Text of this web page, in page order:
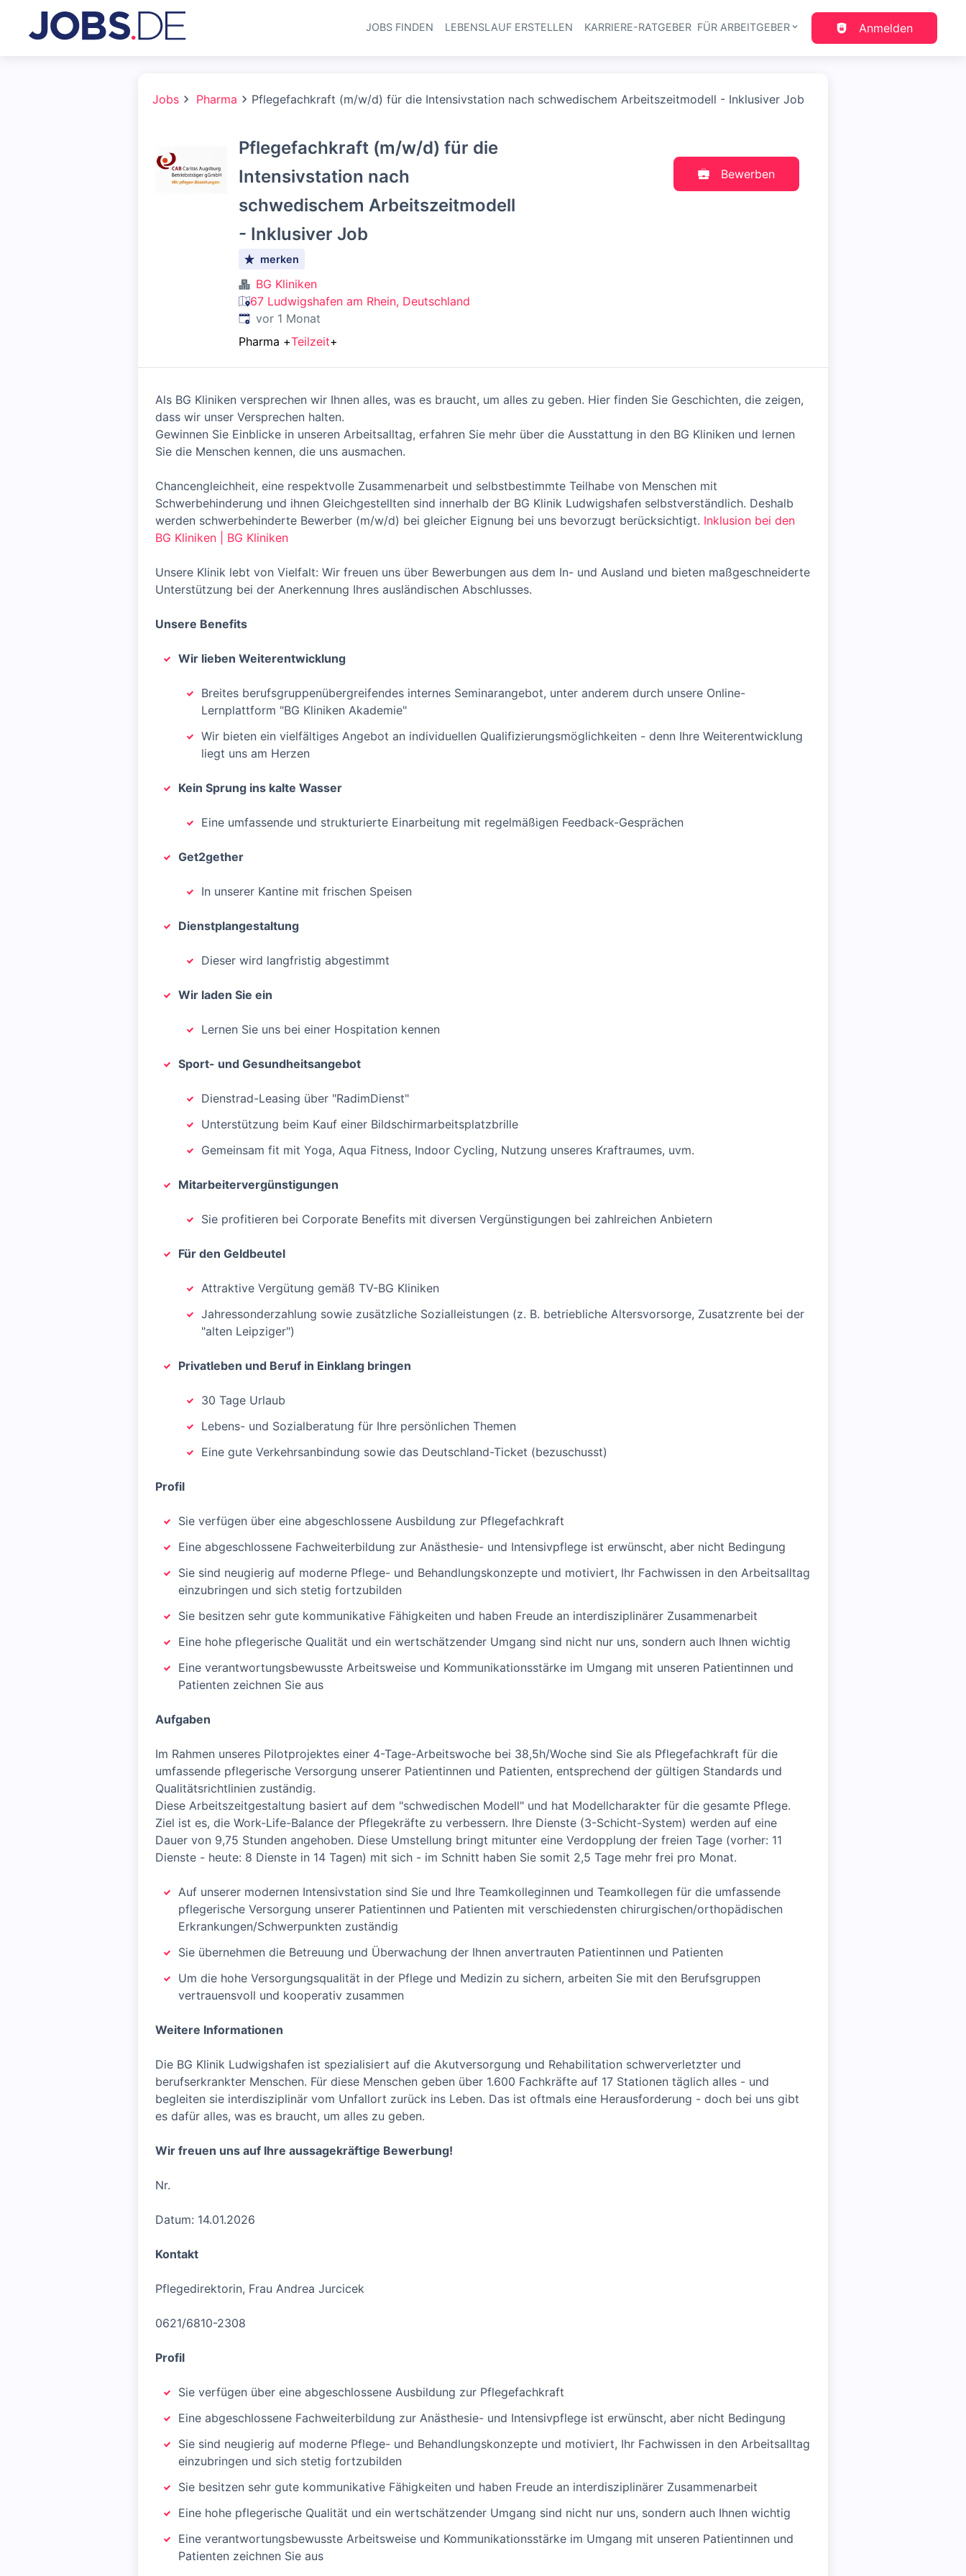
Haupt-Navigation
JOBS FINDEN LEBENSLAUF ERSTELLEN KARRIERE-RATGEBER FÜR ARBEITGEBER Anmelden
Jobs Pharma Pflegefachkraft (m/w/d) für die Intensivstation nach schwedischem Arbeitszeitmodell - Inklusiver Job
Pflegefachkraft (m/w/d) für die
Intensivstation nach
schwedischem Arbeitszeitmodell
- Inklusiver Job
merken
BG Kliniken
67 Ludwigshafen am Rhein, Deutschland
Veröffentlicht:
vor 1 Monat
Pharma +Teilzeit+
Bewerben
Als BG Kliniken versprechen wir Ihnen alles, was es braucht, um alles zu geben. Hier finden Sie Geschichten, die zeigen,
dass wir unser Versprechen halten.
Gewinnen Sie Einblicke in unseren Arbeitsalltag, erfahren Sie mehr über die Ausstattung in den BG Kliniken und lernen
Sie die Menschen kennen, die uns ausmachen.
Chancengleichheit, eine respektvolle Zusammenarbeit und selbstbestimmte Teilhabe von Menschen mit
Schwerbehinderung und ihnen Gleichgestellten sind innerhalb der BG Klinik Ludwigshafen selbstverständlich. Deshalb
werden schwerbehinderte Bewerber (m/w/d) bei gleicher Eignung bei uns bevorzugt berücksichtigt. Inklusion bei den
BG Kliniken | BG Kliniken
Unsere Klinik lebt von Vielfalt: Wir freuen uns über Bewerbungen aus dem In- und Ausland und bieten maßgeschneiderte
Unterstützung bei der Anerkennung Ihres ausländischen Abschlusses.
Unsere Benefits
Wir lieben Weiterentwicklung
Breites berufsgruppenübergreifendes internes Seminarangebot, unter anderem durch unsere Online-
Lernplattform "BG Kliniken Akademie"
Wir bieten ein vielfältiges Angebot an individuellen Qualifizierungsmöglichkeiten - denn Ihre Weiterentwicklung
liegt uns am Herzen
Kein Sprung ins kalte Wasser
Eine umfassende und strukturierte Einarbeitung mit regelmäßigen Feedback-Gesprächen
Get2gether
In unserer Kantine mit frischen Speisen
Dienstplangestaltung
Dieser wird langfristig abgestimmt
Wir laden Sie ein
Lernen Sie uns bei einer Hospitation kennen
Sport- und Gesundheitsangebot
Dienstrad-Leasing über "RadimDienst"
Unterstützung beim Kauf einer Bildschirmarbeitsplatzbrille
Gemeinsam fit mit Yoga, Aqua Fitness, Indoor Cycling, Nutzung unseres Kraftraumes, uvm.
Mitarbeitervergünstigungen
Sie profitieren bei Corporate Benefits mit diversen Vergünstigungen bei zahlreichen Anbietern
Für den Geldbeutel
Attraktive Vergütung gemäß TV-BG Kliniken
Jahressonderzahlung sowie zusätzliche Sozialleistungen (z. B. betriebliche Altersvorsorge, Zusatzrente bei der
"alten Leipziger")
Privatleben und Beruf in Einklang bringen
30 Tage Urlaub
Lebens- und Sozialberatung für Ihre persönlichen Themen
Eine gute Verkehrsanbindung sowie das Deutschland-Ticket (bezuschusst)
Profil
Sie verfügen über eine abgeschlossene Ausbildung zur Pflegefachkraft
Eine abgeschlossene Fachweiterbildung zur Anästhesie- und Intensivpflege ist erwünscht, aber nicht Bedingung
Sie sind neugierig auf moderne Pflege- und Behandlungskonzepte und motiviert, Ihr Fachwissen in den Arbeitsalltag
einzubringen und sich stetig fortzubilden
Sie besitzen sehr gute kommunikative Fähigkeiten und haben Freude an interdisziplinärer Zusammenarbeit
Eine hohe pflegerische Qualität und ein wertschätzender Umgang sind nicht nur uns, sondern auch Ihnen wichtig
Eine verantwortungsbewusste Arbeitsweise und Kommunikationsstärke im Umgang mit unseren Patientinnen und
Patienten zeichnen Sie aus
Aufgaben
Im Rahmen unseres Pilotprojektes einer 4-Tage-Arbeitswoche bei 38,5h/Woche sind Sie als Pflegefachkraft für die
umfassende pflegerische Versorgung unserer Patientinnen und Patienten, entsprechend der gültigen Standards und
Qualitätsrichtlinien zuständig.
Diese Arbeitszeitgestaltung basiert auf dem "schwedischen Modell" und hat Modellcharakter für die gesamte Pflege.
Ziel ist es, die Work-Life-Balance der Pflegekräfte zu verbessern. Ihre Dienste (3-Schicht-System) werden auf eine
Dauer von 9,75 Stunden angehoben. Diese Umstellung bringt mitunter eine Verdopplung der freien Tage (vorher: 11
Dienste - heute: 8 Dienste in 14 Tagen) mit sich - im Schnitt haben Sie somit 2,5 Tage mehr frei pro Monat.
Auf unserer modernen Intensivstation sind Sie und Ihre Teamkolleginnen und Teamkollegen für die umfassende
pflegerische Versorgung unserer Patientinnen und Patienten mit verschiedensten chirurgischen/orthopädischen
Erkrankungen/Schwerpunkten zuständig
Sie übernehmen die Betreuung und Überwachung der Ihnen anvertrauten Patientinnen und Patienten
Um die hohe Versorgungsqualität in der Pflege und Medizin zu sichern, arbeiten Sie mit den Berufsgruppen
vertrauensvoll und kooperativ zusammen
Weitere Informationen
Die BG Klinik Ludwigshafen ist spezialisiert auf die Akutversorgung und Rehabilitation schwerverletzter und
berufserkrankter Menschen. Für diese Menschen geben über 1.600 Fachkräfte auf 17 Stationen täglich alles - und
begleiten sie interdisziplinär vom Unfallort zurück ins Leben. Das ist oftmals eine Herausforderung - doch bei uns gibt
es dafür alles, was es braucht, um alles zu geben.
Wir freuen uns auf Ihre aussagekräftige Bewerbung!
Nr.
Datum: 14.01.2026
Kontakt
Pflegedirektorin, Frau Andrea Jurcicek
0621/6810-2308
Profil
Sie verfügen über eine abgeschlossene Ausbildung zur Pflegefachkraft
Eine abgeschlossene Fachweiterbildung zur Anästhesie- und Intensivpflege ist erwünscht, aber nicht Bedingung
Sie sind neugierig auf moderne Pflege- und Behandlungskonzepte und motiviert, Ihr Fachwissen in den Arbeitsalltag
einzubringen und sich stetig fortzubilden
Sie besitzen sehr gute kommunikative Fähigkeiten und haben Freude an interdisziplinärer Zusammenarbeit
Eine hohe pflegerische Qualität und ein wertschätzender Umgang sind nicht nur uns, sondern auch Ihnen wichtig
Eine verantwortungsbewusste Arbeitsweise und Kommunikationsstärke im Umgang mit unseren Patientinnen und
Patienten zeichnen Sie aus